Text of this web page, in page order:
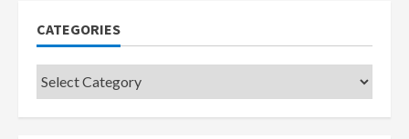
CATEGORIES
Categories